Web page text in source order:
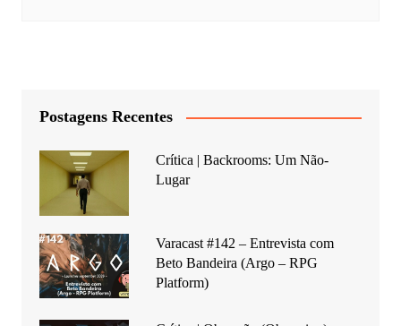
Postagens Recentes
Crítica | Backrooms: Um Não-
Lugar
Varacast #142 – Entrevista com
Beto Bandeira (Argo – RPG
Platform)